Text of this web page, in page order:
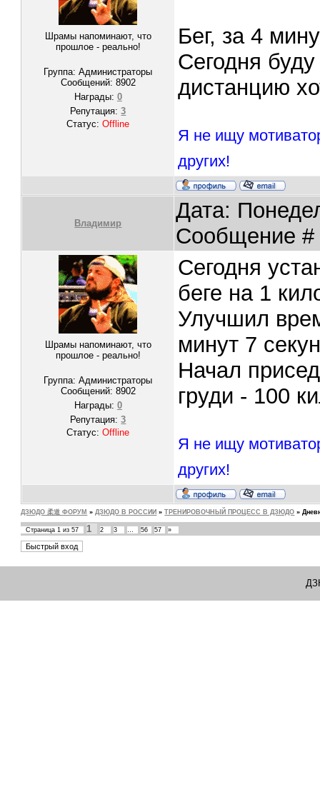
Шрамы напоминают, что
прошлое - реально!
Группа: Администраторы
Сообщений: 8902
Награды: 0
Репутация:3
Статус:Offline
Бег, за 4
Сегодня
дистанцию
Я не ищу
других!
Владимир
Дата:
Сообщение
Шрамы напоминают, что
прошлое - реально!
Группа: Администраторы
Сообщений: 8902
Награды: 0
Репутация:3
Статус:Offline
Сегодня
беге на 1
Улучшил
минут 7
Начал
груди - 100
Я не ищу
других!
ДЗЮДО 柔道 ФОРУМ » ДЗЮДО В РОССИИ » ТРЕНИРОВОЧНЫЙ ПРОЦЕСС В ДЗЮДО »
Страница1 из57 1 2 3 … 56 57 »